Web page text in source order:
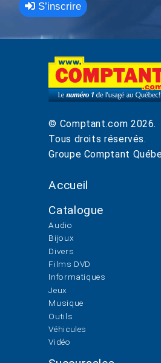
S’inscrire
© Comptant.com 2026.
Tous droits réservés.
Groupe Comptant
Accueil
Catalogue
Audio
Bijoux
Divers
Films DVD
Informatiques
Jeux
Musique
Outils
Véhicules
Vidéo